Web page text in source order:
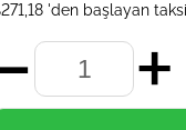
'den başlayan